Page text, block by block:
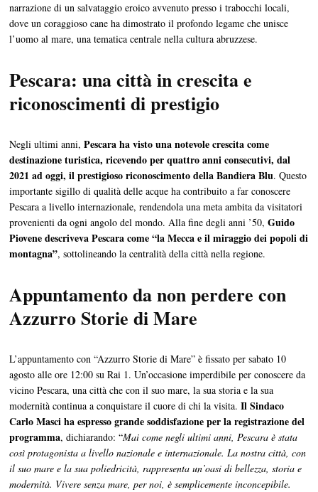
narrazione di un salvataggio eroico avvenuto presso i trabocchi locali,
dove un coraggioso cane ha dimostrato il profondo legame che unisce
l’uomo al mare, una tematica centrale nella cultura abruzzese.
Pescara: una città in crescita e
riconoscimenti di prestigio
Negli ultimi anni,Pescara ha visto una notevole crescita come
destinazione turistica, ricevendo per quattro anni consecutivi, dal
2021 ad oggi, il prestigioso riconoscimento della Bandiera Blu. Questo
importante sigillo di qualità delle acque ha contribuito a far conoscere
Pescara a livello internazionale, rendendola una meta ambita da visitatori
provenienti da ogni angolo del mondo. Alla fine degli anni ’50,Guido
Piovene descriveva Pescara come “la Mecca e il miraggio dei popoli di
montagna”, sottolineando la centralità della città nella regione.
Appuntamento da non perdere con
Azzurro Storie di Mare
L’appuntamento con “Azzurro Storie di Mare” è fissato per sabato 10
agosto alle ore 12:00 su Rai 1. Un’occasione imperdibile per conoscere da
vicino Pescara, una città che con il suo mare, la sua storia e la sua
modernità continua a conquistare il cuore di chi la visita.Il Sindaco
Carlo Masci ha espresso grande soddisfazione per la registrazione del
programma, dichiarando: “Mai come negli ultimi anni, Pescara è stata
così protagonista a livello nazionale e internazionale. La nostra città, con
il suo mare e la sua poliedricità, rappresenta un’oasi di bellezza, storia e
modernità. Vivere senza mare, per noi, è semplicemente inconcepibile.